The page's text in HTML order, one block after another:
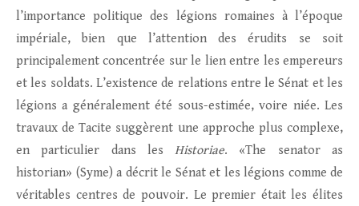
l’importance politique des légions romaines à l’époque
impériale, bien que l’attention des érudits se soit
principalement concentrée sur le lien entre les empereurs
et les soldats. L’existence de relations entre le Sénat et les
légions a généralement été sous-estimée, voire niée. Les
travaux de Tacite suggèrent une approche plus complexe,
en particulier dans lesHistoriae. «The senator as
historian» (Syme) a décrit le Sénat et les légions comme de
véritables centres de pouvoir. Le premier était les élites